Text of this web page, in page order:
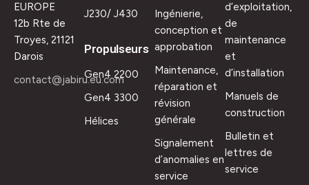
EUROPE
12b Rte de
Troyes, 21121
Darois
contact@jabiru.eu.com
J230/ J430
Propulseurs
Gen4 2200
Gen4 3300
Hélices
Ingénierie,
conception et
approbation
Maintenance,
réparation et
révision
générale
Signalement
d’anomalies en
service
d’exploitation,
de
maintenance
et
d’installation
Manuels de
construction
Bulletin et
lettres de
service